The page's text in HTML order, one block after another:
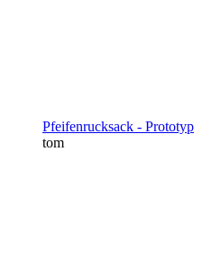
Pfeifenrucksack - Prototyp
tom